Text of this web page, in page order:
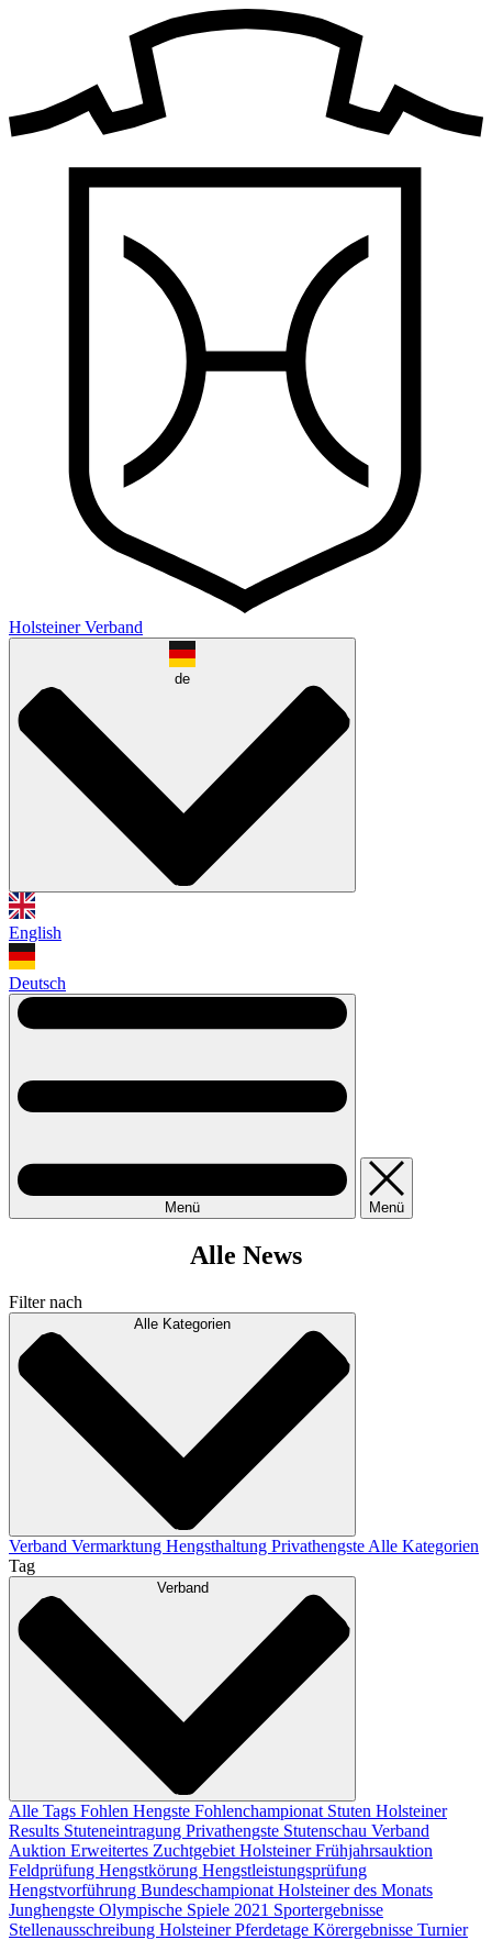
Holsteiner Verband
de
English
Deutsch
Menü Menü
Alle News
Filter nach
Alle Kategorien
Verband Vermarktung Hengsthaltung PrivathengsteAlle Kategorien
Tag
Verband
Alle Tags Fohlen Hengste Fohlenchampionat Stuten Holsteiner
Results Stuteneintragung Privathengste Stutenschau Verband
Auktion Erweitertes Zuchtgebiet Holsteiner Frühjahrsauktion
Feldprüfung Hengstkörung Hengstleistungsprüfung
Hengstvorführung Bundeschampionat Holsteiner des Monats
Junghengste Olympische Spiele 2021 Sportergebnisse
Stellenausschreibung Holsteiner Pferdetage Körergebnisse Turnier